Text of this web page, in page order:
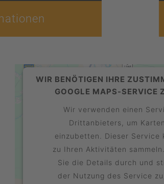
WIR BENÖTIGEN IHRE
GOOGLE MAPS-SERVICE
Wir verwenden einen
Drittanbieters, um
einzubetten. Dieser Service
zu Ihren Aktivitäten
Sie die Details durch und
der Nutzung des Service